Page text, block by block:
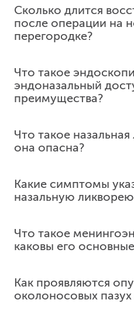
Операцию не проводят
и кормления грудью,
нарушениями
и дыхательной систем,
инфекционных
печени и почек, при
Сколько длится
после операции на
перегородке?
Что такое
эндоназальный
преимущества?
Эндоскопический
наиболее
внешних разрезов,
хирурга благодаря
Что такое
она опасна?
Какие симптомы
назальную
Что такое
каковы его
Как проявляются
околоносовых пазух